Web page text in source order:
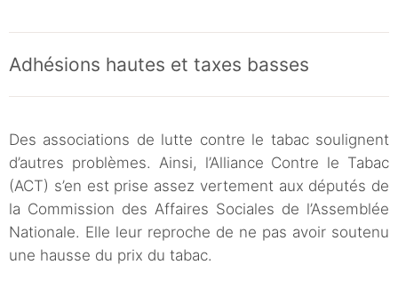
Adhésions hautes et taxes basses
Des associations de lutte contre le tabac soulignent
d’autres problèmes. Ainsi, l’Alliance Contre le Tabac
(ACT) s’en est prise assez vertement aux députés de
la Commission des Affaires Sociales de l’Assemblée
Nationale. Elle leur reproche de ne pas avoir soutenu
une hausse du prix du tabac.